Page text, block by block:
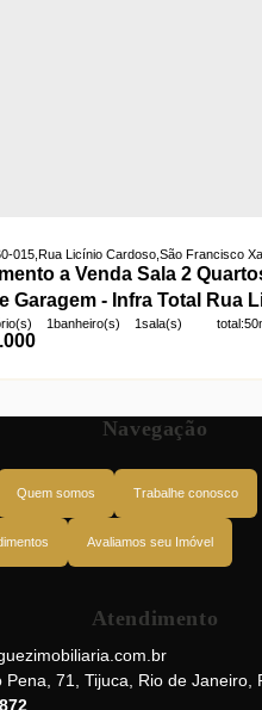
a Venda Sala 2
Garagem - Infra Total Rua
- São Francisco Xavier
015, Rua Licínio Cardoso, São Francisco
1banheiro(s) 1sala(s) total:
Navegação
Quem somos Trabalhe conosco
Avaliamos seu Imóvel
Atendimento
Pena 71 Tijuca Rio de Janeiro